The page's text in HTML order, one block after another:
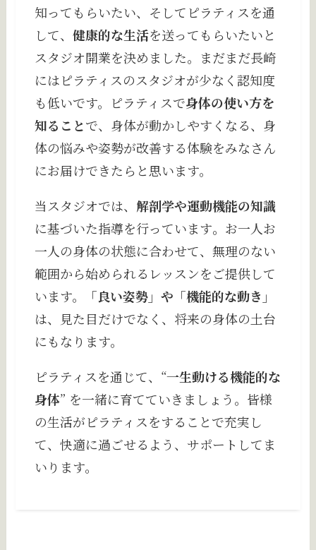
知ってもらいたい、そしてピラティスを通
して、健康的な生活を送ってもらいたいと
スタジオ開業を決めました。まだまだ長崎
にはピラティスのスタジオが少なく認知度
も低いです。ピラティスで身体の使い方を
知ることで、身体が動かしやすくなる、身
体の悩みや姿勢が改善する体験をみなさん
にお届けできたらと思います。
当スタジオでは、 解剖学や運動機能の知識
に基づいた指導を行っています。 お一人お
一人の身体の状態に合わせて、無理のない
範囲から始められるレッスンをご提供して
います。
「良い姿勢」や「機能的な動き」
は、見た目だけでなく、将来の身体の土台
にもなります。
ピラティスを通じて、“一生動ける機能的な
身体” を一緒に育てていきましょう。皆様
の生活がピラティスをすることで充実し
て、快適に過ごせるよう、サポートしてま
いります。